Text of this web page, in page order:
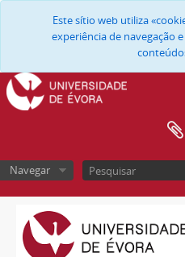
Este sítio web utiliza
experiência de navegação
Navegar